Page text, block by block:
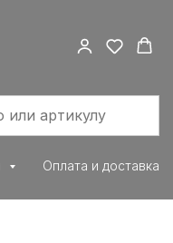
Оплата и доставка